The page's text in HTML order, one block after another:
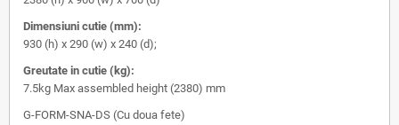
Dimensiuni cutie (mm):
930 (h) x 290 (w) x 240 (d);
Greutate in cutie (kg):
7.5kg Max assembled height (2380) mm
G-FORM-SNA-DS (Cu doua fete)